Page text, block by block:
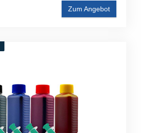
Zum Angebot